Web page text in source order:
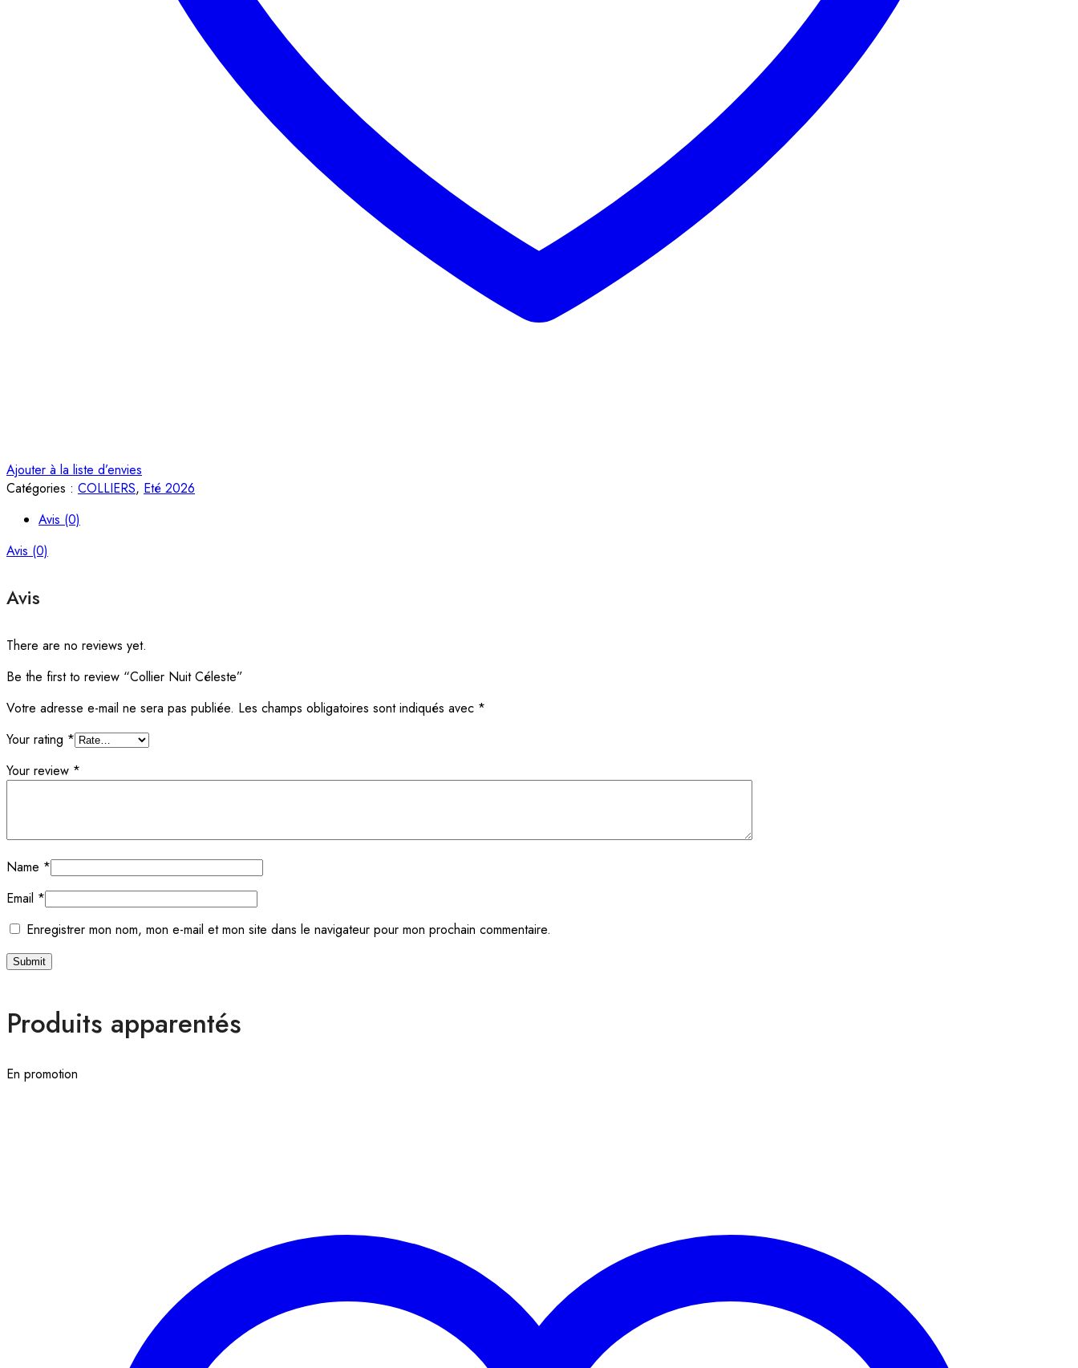
Ajouter à la liste d’envies
Catégories : COLLIERS, Eté 2026
Avis (0)
Avis (0)
Avis
There are no reviews yet.
Be the first to review “Collier Nuit Céleste”
Votre adresse e-mail ne sera pas publiée. Les champs obligatoires sont indiqués avec *
Your rating *
Your review *
Name *
Email *
Enregistrer mon nom, mon e-mail et mon site dans le navigateur pour mon prochain commentaire.
Produits apparentés
En promotion